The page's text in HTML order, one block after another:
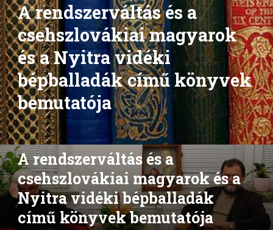
A rendszerváltás és a
csehszlovákiai magyarok
és a Nyitra vidéki
bépballadák című könyvek
bemutatója
A rendszerváltás és a
csehszlovákiai magyarok és a
Nyitra vidéki bépballadák
című könyvek bemutatója